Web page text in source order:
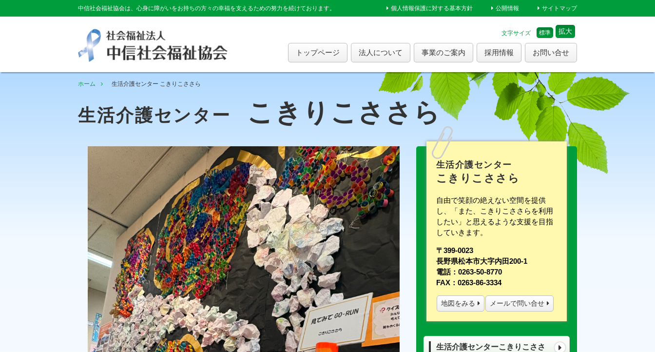
中信社会福祉協会は、心身に障がいをお持ちの方々の幸福を支えるための努力を続けております。 個人情報保護に対する基本方針 公開情報 サイトマップ
文字サイズ 標準 拡大
お問い合せ
採用情報
事業のご案内
法人について
トップページ
ホーム 生活介護センター こきりこささら
生活介護センター こきりこささら
生活介護センター
こきりこささら
自由で笑顔の絶えない空間を提供
し、「また、こきりこささらを利用
したい」と思えるような支援を目指
していきます。
〒399-0023
長野県松本市大字内田200-1
電話：0263-50-8770
FAX：0263-86-3334
地図をみる メールで問い合せ
生活介護センターこきりこささ